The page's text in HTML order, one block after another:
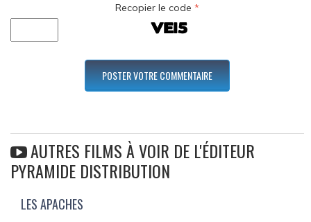
Recopier le code *
AUTRES FILMS À VOIR DE L'ÉDITEUR
PYRAMIDE DISTRIBUTION
LES APACHES